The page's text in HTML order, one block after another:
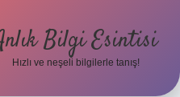
Bilgi Esintisi
Hızlı ve neşeli bilgilerle tanış!